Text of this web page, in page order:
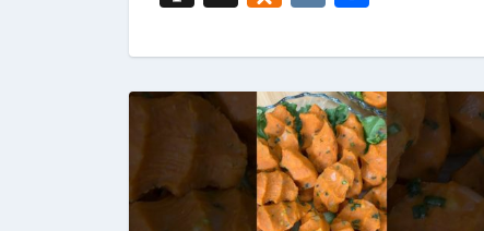
c
e
b
o
k
itt
er
er
e
st
m
bl
r
g
er
r
a
p
a
er
S
p
a
c
e
n
o
kl
a
s
ar
e